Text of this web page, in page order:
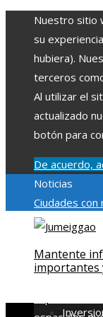
Nuestro sitio
su
hubiera).
terceros
Al utilizar el
actualizado
botón para
De acuerdo,
Noticias
Ciudades
Humanidad y
la inversión
en Bosnia y
Mantente
importantes